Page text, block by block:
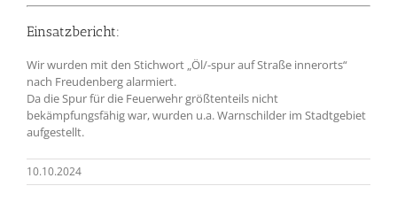
Einsatzbericht:
Wir wurden mit den Stichwort „Öl/-spur auf Straße innerorts“
nach Freudenberg alarmiert.
Da die Spur für die Feuerwehr größtenteils nicht
bekämpfungsfähig war, wurden u.a. Warnschilder im Stadtgebiet
aufgestellt.
10.10.2024